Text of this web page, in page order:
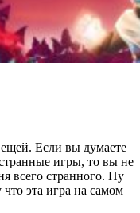
Если вы думаете
игры, то вы не
всего странного. Ну
эта игра на самом